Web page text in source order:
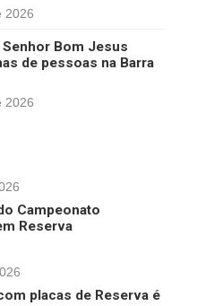
2026
Senhor Bom Jesus
de pessoas na Barra
2026
Campeonato
Reserva
placas de Reserva é